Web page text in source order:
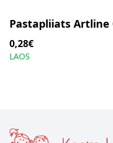
Pastapliiats Artline
0,28€
LAOS